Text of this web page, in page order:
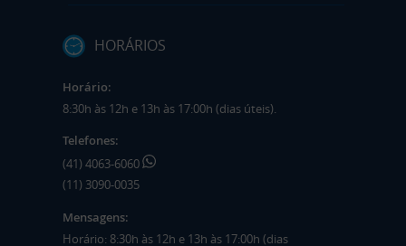
HORÁRIOS
Horário:
8:30h às 12h e 13h às 17:00h (dias úteis).
Telefones:
(41) 4063-6060
(11) 3090-0035
Mensagens:
Horário: 8:30h às 12h e 13h às 17:00h (dias